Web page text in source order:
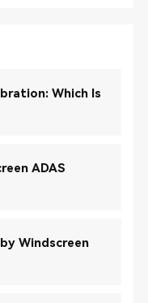
Which Is
ADAS
Windscreen